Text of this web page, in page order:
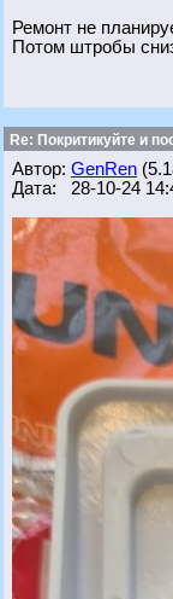
Ремонт не
Потом штробы
Re: Покритикуйте и
Автор: GenRen
Дата: 28-10-24